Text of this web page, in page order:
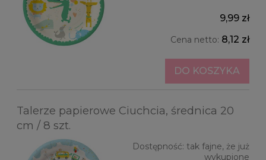
9,99 zł
Cena netto: 8,12 zł
DO KOSZYKA
Talerze papierowe Ciuchcia, średnica 20
cm / 8 szt.
Dostępność: tak fajne, że już
wykupione